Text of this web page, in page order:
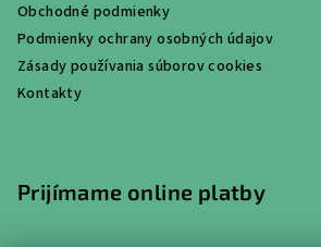
Obchodné podmienky
Podmienky ochrany osobných údajov
Zásady používania súborov cookies
Kontakty
Prijímame online platby